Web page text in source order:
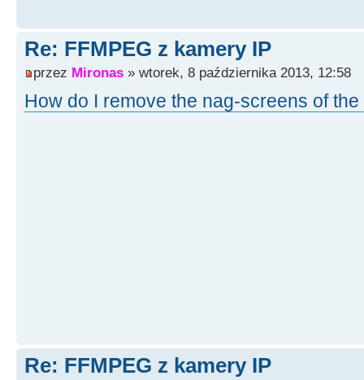
Re: FFMPEG z kamery IP
przez Mironas » wtorek, 8 października 2013, 12:58
How do I remove the nag-screens of
Re: FFMPEG z kamery IP